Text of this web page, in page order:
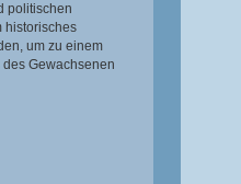
politischen
historisches
um zu einem
Gewachsenen